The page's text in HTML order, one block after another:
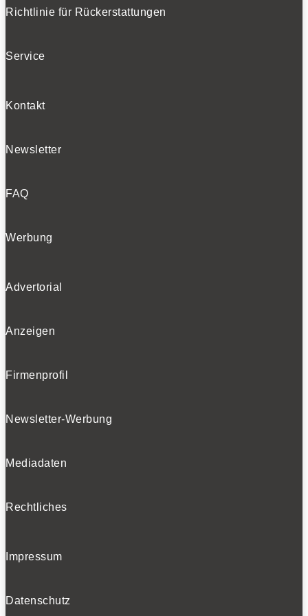
SOCIALS
BELIEBTE NEWS
Richtlinie für Rückerstattungen
Service
Kontakt
Newsletter
FAQ
Werbung
Advertorial
Anzeigen
Firmenprofil
Newsletter-Werbung
Mediadaten
Rechtliches
Impressum
Datenschutz